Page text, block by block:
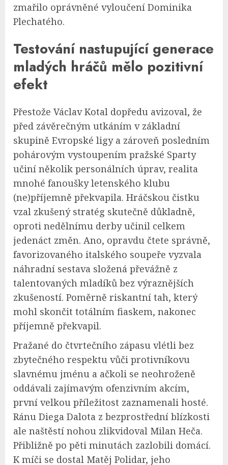
zmařilo oprávněné vyloučení Dominika
Plechatého.
Testování nastupující generace
mladých hráčů mělo pozitivní
efekt
Přestože Václav Kotal dopředu avizoval, že
před závěrečným utkáním v základní
skupině Evropské ligy a zároveň posledním
pohárovým vystoupením pražské Sparty
učiní několik personálních úprav, realita
mnohé fanoušky letenského klubu
(ne)příjemně překvapila. Hráčskou čistku
vzal zkušený stratég skutečně důkladně,
oproti nedělnímu derby učinil celkem
jedenáct změn. Ano, opravdu čtete správně,
favorizovaného italského soupeře vyzvala
náhradní sestava složená převážně z
talentovaných mladíků bez výraznějších
zkušeností. Poměrně riskantní tah, který
mohl skončit totálním fiaskem, nakonec
příjemně překvapil.
Pražané do čtvrtečního zápasu vlétli bez
zbytečného respektu vůči protivníkovu
slavnému jménu a ačkoli se neohroženě
oddávali zajímavým ofenzivním akcím,
první velkou příležitost zaznamenali hosté.
Ránu Diega Dalota z bezprostřední blízkosti
ale naštěstí nohou zlikvidoval Milan Heča.
Přibližně po pěti minutách zazlobili domácí.
K míči se dostal Matěj Polidar, jeho